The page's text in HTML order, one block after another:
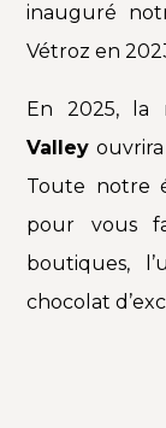
inauguré
Vétroz en
En 2025, la
Valley
Toute notre
pour vous
boutiques,
chocolat